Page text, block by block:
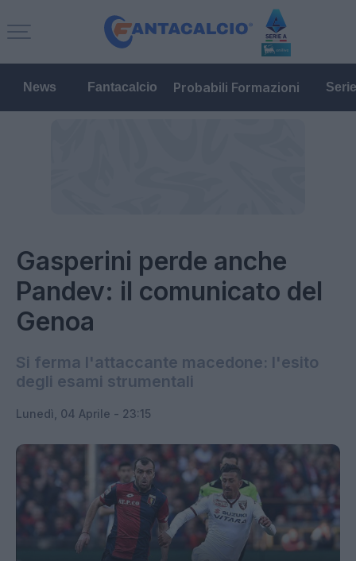
News Fantacalcio Probabili Formazioni
Gasperini perde anche
Pandev: il comunicato del
Genoa
Si ferma l'attaccante macedone: l'esito
degli esami strumentali
Lunedì, 04 Aprile - 23:15